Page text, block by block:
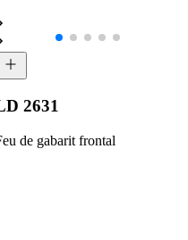
2631
de gabarit frontal